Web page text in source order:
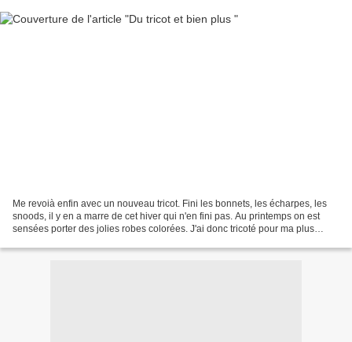
Me revoià enfin avec un nouveau tricot. Fini les bonnets, les écharpes, les
snoods, il y en a marre de cet hiver qui n'en fini pas. Au printemps on est
sensées porter des jolies robes colorées. J'ai donc tricoté pour ma plus